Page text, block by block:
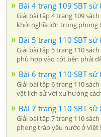
Bài 4 trang 109 SBT sử
Giải bài tập 4 trang 109
khởi nghĩa lớn trong phong
Bài 5 trang 110 SBT sử
Giải bài tập 5 trang 110
phù hợp vào cột bên phải
Bài 6 trang 110 SBT sử
Giải bài tập 6 trang 110
vật lịch sử với xu hướng
Bài 7 trang 110 SBT sử
Giải bài tập 7 trang 110
phong trào yêu nước ở Việt